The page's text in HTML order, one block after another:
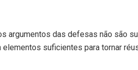
argumentos das defesas não são
suficientes para tornar